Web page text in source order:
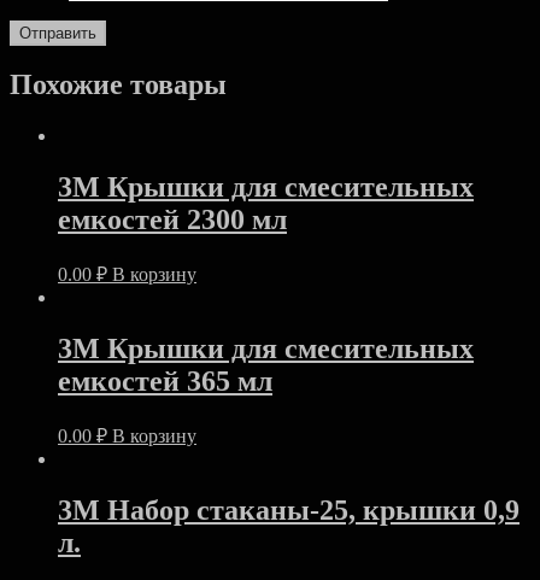
Похожие товары
3M Крышки для смесительных
емкостей 2300 мл
0.00 ₽ В корзину
3M Крышки для смесительных
емкостей 365 мл
0.00 ₽ В корзину
3M Набор стаканы-25, крышки 0,9
л.